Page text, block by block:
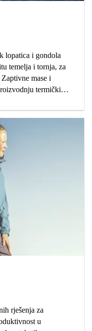
lopatica i gondola
temelja i tornja, za
mase i
termičkih
rješenja za
u